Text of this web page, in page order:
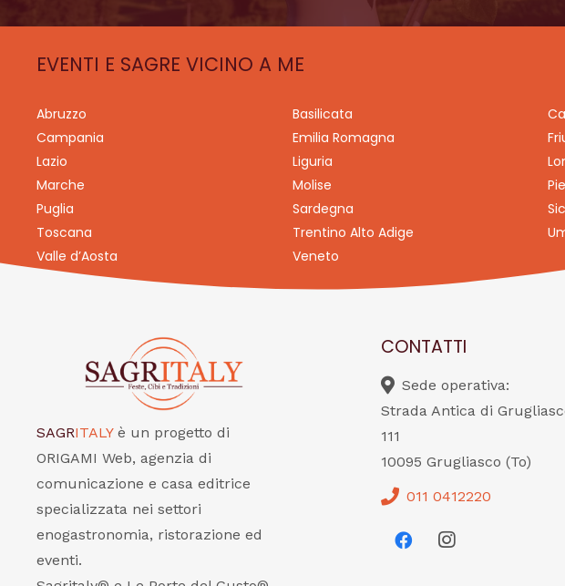
EVENTI E SAGRE VICINO A ME
Abruzzo Basilicata
Campania
Emilia Romagna
Lazio
Liguria
Marche
Molise
Puglia
Sardegna
Toscana
Trentino Alto Adige
Valle d’Aosta
Veneto
SAGRITALY è un progetto di
ORIGAMI Web, agenzia di
comunicazione e casa editrice
specializzata nei settori
enogastronomia, ristorazione ed
eventi.
CONTATTI
Sede operativa:
Strada Antica di
111
10095 Grugliasco (To)
011 0412220